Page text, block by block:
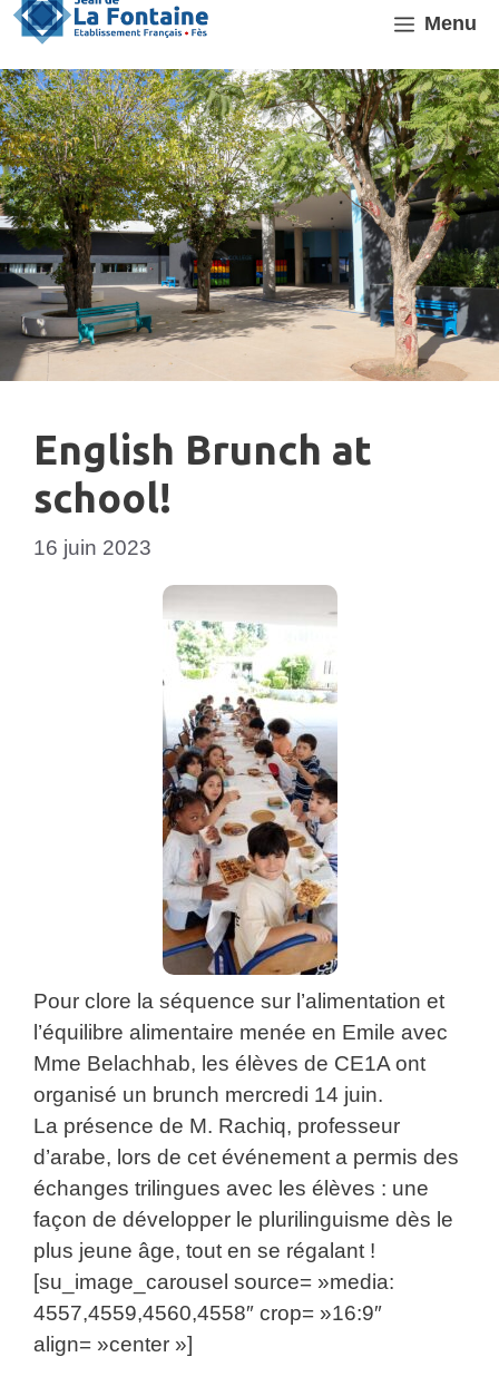
Aller
contenu
Menu
English Brunch at
school!
16 juin 2023
Pour clore la séquence sur l’alimentation et
l’équilibre alimentaire menée en Emile avec
Mme Belachhab, les élèves de CE1A ont
organisé un brunch mercredi 14 juin.
La présence de M. Rachiq, professeur
d’arabe, lors de cet événement a permis des
échanges trilingues avec les élèves : une
façon de développer le plurilinguisme dès le
plus jeune âge, tout en se régalant !
[su_image_carousel source= »media:
4557,4559,4560,4558″ crop= »16:9″
align= »center »]